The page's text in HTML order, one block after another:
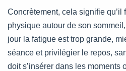
Concrètement, cela signifie qu’il
physique autour de son
jour la fatigue est trop grande,
séance et privilégier le repos,
doit s’insérer dans les moments